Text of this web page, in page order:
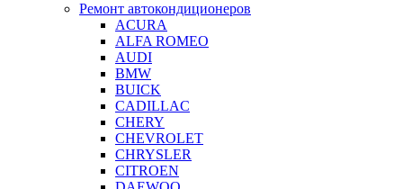
Ремонт автокондиционеров
ACURA
ALFA ROMEO
AUDI
BMW
BUICK
CADILLAC
CHERY
CHEVROLET
CHRYSLER
CITROEN